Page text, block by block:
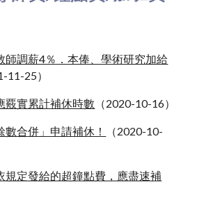
師調薪4％．本俸、學術研究加給
11-25）
覈實累計補休時數 （2020-10-16）
合併」申請補休！
（2020-10-
規定發給的超鐘點費，應盡速補